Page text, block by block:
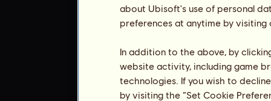
about Ubisoft's use of personal
preferences at anytime by
In addition to the above, by
website activity, including game
technologies. If you wish to
by visiting the “Set Cookie